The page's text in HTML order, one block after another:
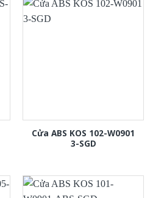
Cửa ABS KOS 102-W0901
3-SGD